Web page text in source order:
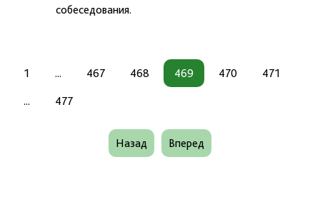
собеседования.
1 ... 467 468 469 470 471
... 477
Назад Вперед